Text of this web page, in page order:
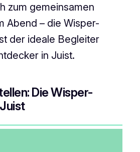
zum gemeinsamen
Abend – die Wisper-
der ideale Begleiter
in Juist.
Die Wisper-